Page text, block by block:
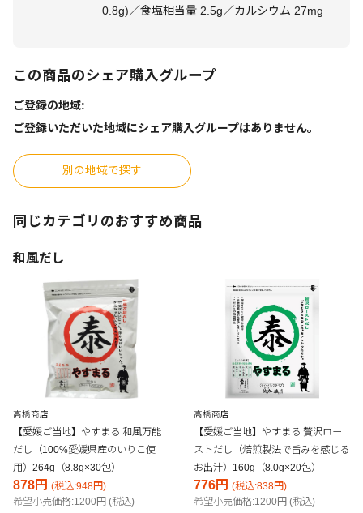
0.8g)／食塩相当量 2.5g／カルシウム 27mg
この商品のシェア購入グループ
ご登録の地域:
ご登録いただいた地域にシェア購入グループはありません。
別の地域で探す
同じカテゴリのおすすめ商品
和風だし
高橋商店
【愛媛ご当地】やすまる 和風万能
だし（100%愛媛県産のいりこ使
用）264g（8.8g×30包）
878円 (税込:948円)
希望小売価格:1200円 (税込)
高橋商店
【愛媛ご当地】やすまる 贅沢ロー
ストだし（焙煎製法で旨みを感じる
お出汁）160g（8.0g×20包）
776円 (税込:838円)
希望小売価格:1200円 (税込)